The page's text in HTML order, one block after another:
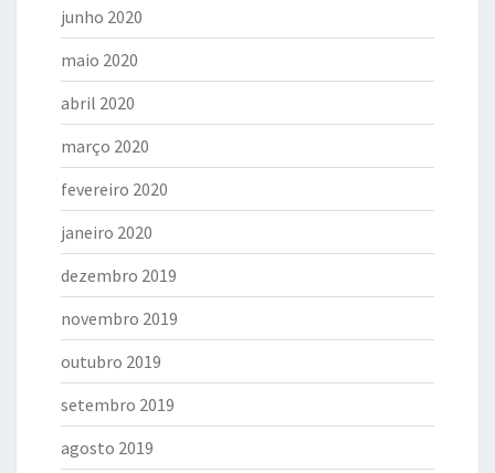
junho 2020
maio 2020
abril 2020
março 2020
fevereiro 2020
janeiro 2020
dezembro 2019
novembro 2019
outubro 2019
setembro 2019
agosto 2019